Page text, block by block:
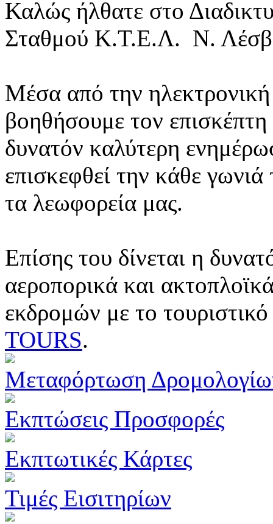
Καλώς ήλθατε στο
Σταθμού Κ.Τ.Ε.Λ. Ν.
Μέσα από την ηλεκτρονική
βοηθήσουμε τον
δυνατόν καλύτερη
επισκεφθεί την κάθε
τα λεωφορεία μας.
Επίσης του δίνεται η
αεροπορικά και
εκδρομών με το
TOURS.
Μεταφόρτωση
Εκπτώσεις Προσφορές
Εκπτωτικές Κάρτες
Τιμές Εισιτηρίων